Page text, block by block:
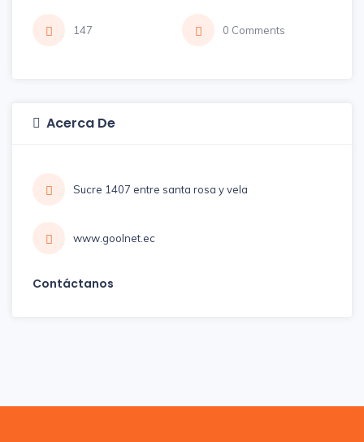
147 0 Comments
Acerca De
Sucre 1407 entre santa rosa y vela
www.goolnet.ec
Contáctanos